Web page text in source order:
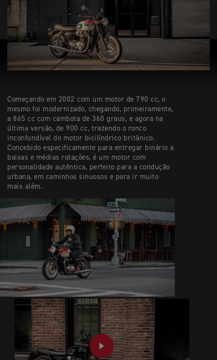
Começando em 2002 com um motor de 790 cc, o
mesmo foi modernizado, chegando, primeiramente,
a 865 cc com cambota de 360 graus, e agora na
última versão, de 900 cc, trazendo o ronco
inconfundível do motor bicilíndrico britânico.
Concebido especificamente para entregar binário a
baixas e médias rotações, é um motor com
personalidade autêntica, perfeito para a condução
urbana, em caminhos sinuosos e para ir muito
mais além.
PLAY